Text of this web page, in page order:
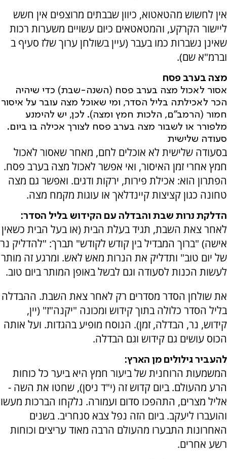
אין לחשוש מהטאטוא, כיוון שבבתים מרוצפים אין חשש
ליישור הקרקע, והמטאטאים כיום עשויים משערות רכות
שאינן נשברות כמו בעבר (עיין בשולחן ערוך שלז סעיף ב
וברמ"א שם).
מצה בערב פסח
אסור לאכול מצה בערב פסח (השנה-שבת) כדי שיהיה
הכר לאכילתה בליל הסדר, ומי שאוכל מצה עובר על איסור
חמור (הרמב"ם, הלכות חמץ ומצה). לכן, יש להימנע
מלפורר או לשבור מצה בערב פסח לצורך אכילה בו ביום.
סעודה שלישית
בסעודה שלישית לא אוכלים לחם, מאחר שאסור לאכול
חמץ אחרי זמן האיסור, ואי אפשר לאכול מצה בערב פסח.
הפתרון הוא: אכילת פירות, ירקות ודגים. ואפשר גם מצה
טחונה כגון קציצות קיינדלאך או עוגות מקמח מצה.
הדלקת נרות שבת והבדלה עם הקידוש בליל הסדר:
לאחר צאת השבת, תגיד בעלת הבית (או בעל הבית כשאין
אישה) "ברוך המבדיל בין קודש לקודש" תברך: "להדליק נר
של יום טוב" ותדליק את הנרות מאש לאש. ומרגע זה מותר
לעשות הכנות לסעודה וגם לבשל באופן המותר ביום טוב.
את שולחן הסדר מסדרים רק לאחר צאת השבת. ההבדלה
בליל הסדר כלולה בתוך קידוש ומכונה "יקנה"ז" (יין,
קידוש, נר, הבדלה, זמן). הנוסח מופיע בהגדות. ועל אותה
הכוס עושים גם קידוש וגם הבדלה.
להעביר גילולים מן הארץ:
המשמעות הרוחנית של ביעור חמץ היא ביער כל כוחות
הרע מהעולם. ביום קדוש זה (י"ד ניסן), שחטו את השה -
אליל מצרים, התהפכו סדום ועמורה. נלקחו הברכות מעשו
והועברו ליעקב. ביום הזה נפל צבא סנחריב. בשנים
האחרונות התבערו מהעולם הרבה מאוד עריצים וכוחות
רשע אחרים.